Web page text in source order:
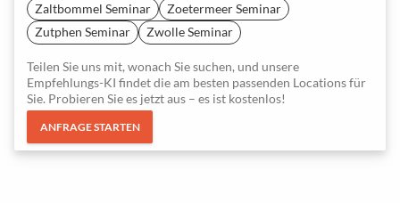
Zaltbommel Seminar
Zoetermeer Seminar
Zutphen Seminar
Zwolle Seminar
Teilen Sie uns mit, wonach Sie suchen, und unsere
Empfehlungs-KI findet die am besten passenden Locations für
Sie. Probieren Sie es jetzt aus – es ist kostenlos!
ANFRAGE STARTEN